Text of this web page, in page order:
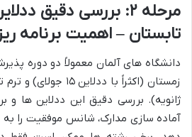
مرحله ۲: بررسی دقیق
تابستان – اهمیت برنامه
دانشگاه های آلمان معمولاً دو دوره
ژانویه). بررسی دقیق این ددلاین ها و
آماده سازی مدارک، شانس موفقیت را